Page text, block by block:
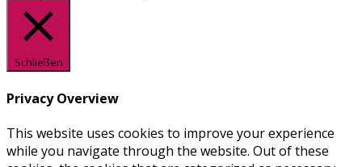
Schließen
Privacy Overview
This website uses cookies to improve your experience
while you navigate through the website. Out of these